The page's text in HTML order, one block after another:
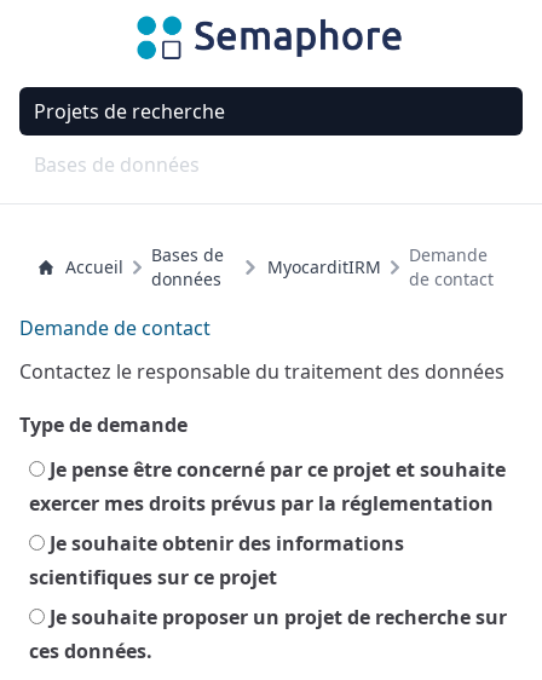
Projets de recherche
Bases de données
Accueil
Bases de
données
MyocarditIRM
Demande
de contact
Demande de contact
Contactez le responsable du traitement des données
Type de demande
exercer mes droits prévus par la réglementation
scientifiques sur ce projet
ces données.